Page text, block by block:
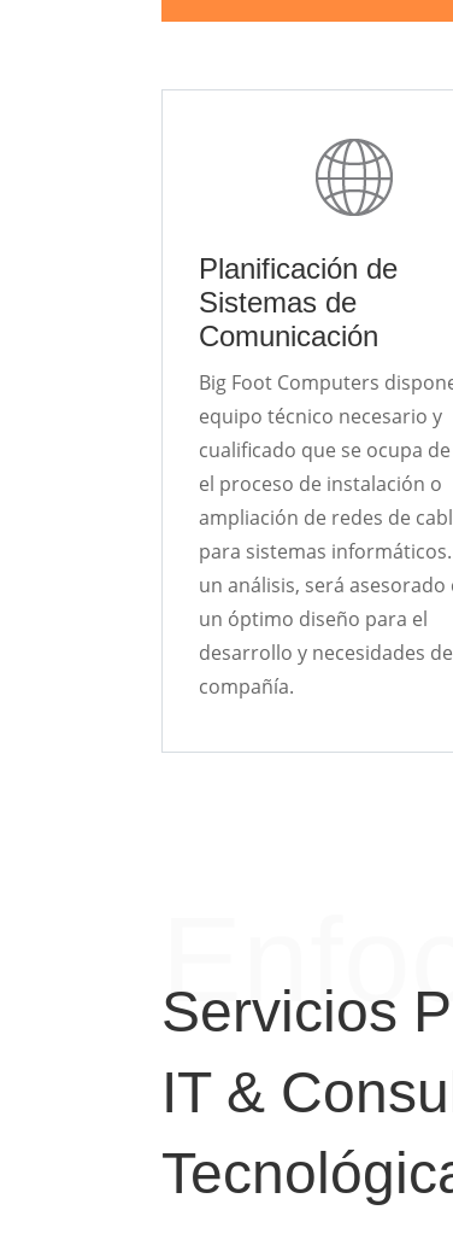
Planificación de
Sistemas de
Comunicación
Big Foot Computers
equipo técnico necesario y
cualificado que se ocupa
el proceso de instalación o
ampliación de redes de
para sistemas
un análisis, será asesorado
un óptimo diseño para el
desarrollo y necesidades
compañía.
Servicios
IT &